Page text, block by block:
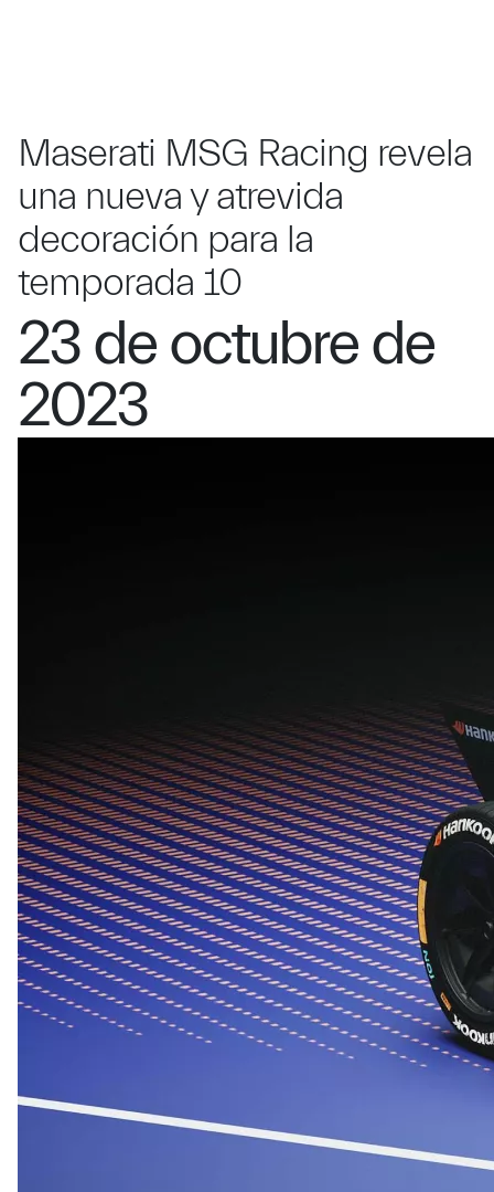
Maserati MSG Racing revela
una nueva y atrevida
decoración para la
temporada 10
23 de octubre de
2023